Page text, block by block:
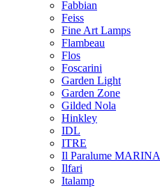
Fabbian
Feiss
Fine Art Lamps
Flambeau
Flos
Foscarini
Garden Light
Garden Zone
Gilded Nola
Hinkley
IDL
ITRE
Il Paralume MARINA
Ilfari
Italamp